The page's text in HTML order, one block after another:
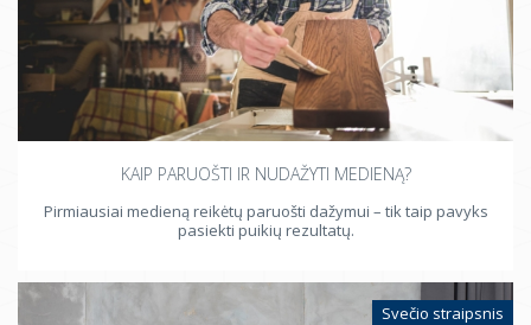
×
KAIP PARUOŠTI IR NUDAŽYTI MEDIENĄ?
Pirmiausiai medieną reikėtų paruošti dažymui – tik taip pavyks
pasiekti puikių rezultatų.
Svečio straipsnis